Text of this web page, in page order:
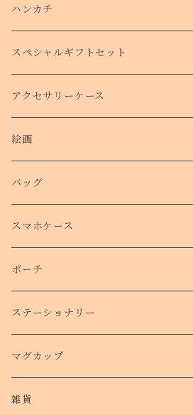
ハンカチ
タオルハンカチ
スペシャルギフトセット
クリスマスコフレ
アクセサリーケース
絵画
バッグ
トートバッグ
スマホケース
側面プリントハードケース
手帳型スマホケース
クリアケース
クッションバンパーケース
ポーチ
ステーショナリー
カード
クリアファイル
マグカップ
雑貨